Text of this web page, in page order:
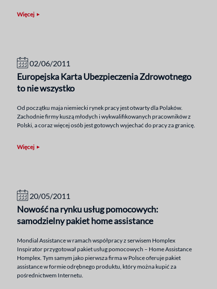
Więcej
02/06/2011
Europejska Karta Ubezpieczenia Zdrowotnego
to nie wszystko
Od początku maja niemiecki rynek pracy jest otwarty dla Polaków.
Zachodnie firmy kuszą młodych i wykwalifikowanych pracowników z
Polski, a coraz więcej osób jest gotowych wyjechać do pracy za granicę.
Więcej
20/05/2011
Nowość na rynku usług pomocowych:
samodzielny pakiet home assistance
Mondial Assistance w ramach współpracy z serwisem Homplex
Inspirator przygotował pakiet usług pomocowych – Home Assistance
Homplex. Tym samym jako pierwsza firma w Polsce oferuje pakiet
assistance w formie odrębnego produktu, który można kupić za
pośrednictwem Internetu.